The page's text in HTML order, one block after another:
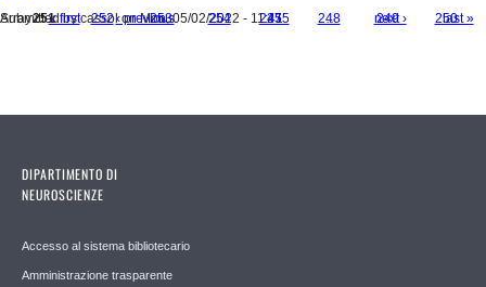
Submitted bycassolon Mon, 05/02/2022 - 11:41
Array « first ‹ previous … 247 248 249 250
251 252 253 254 255 … next › last »
DIPARTIMENTO DI
NEUROSCIENZE
Accesso al sistema bibliotecario
Amministrazione trasparente